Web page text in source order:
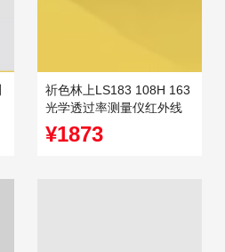
祈色林上LS183 108H 163
光学透过率测量仪红外线
检测仪透光率计pc测试
¥1873